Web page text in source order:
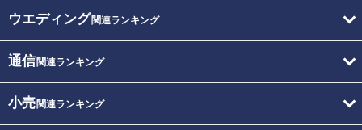
ウエディング関連ランキング
通信関連ランキング
小売関連ランキング